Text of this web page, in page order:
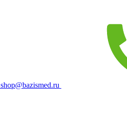
shop@bazismed.ru